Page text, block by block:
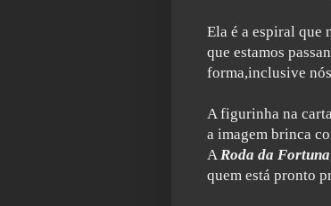
Ela é a espiral que
que estamos
forma,inclusive
A figurinha na
a imagem brinca
A Roda da Fortuna
quem está pronto